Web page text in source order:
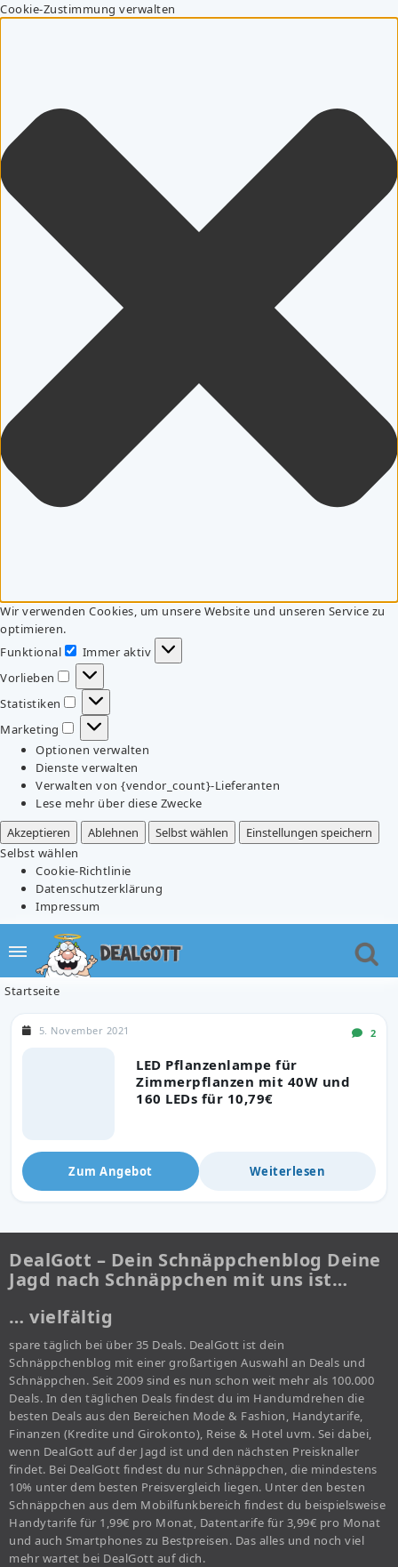
Cookie-Zustimmung verwalten
Wir verwenden Cookies, um unsere Website und unseren Service zu
optimieren.
Funktional
Funktional
Immer aktiv
Vorlieben
Vorlieben
Statistiken
Statistiken
Marketing
Marketing
Optionen verwalten
Dienste verwalten
Verwalten von {vendor_count}-Lieferanten
Lese mehr über diese Zwecke
Akzeptieren
Ablehnen Selbst wählen
Einstellungen speichern
Selbst wählen
Cookie-Richtlinie
Datenschutzerklärung
Impressum
Startseite
LED Pflanzenlampe für
Zimmerpflanzen mit 40W und
160 LEDs für 10,79€
5. November 2021 2
Zum Angebot Weiterlesen
DealGott – Dein Schnäppchenblog Deine
Jagd nach Schnäppchen mit uns ist…
… vielfältig
spare täglich bei über 35 Deals. DealGott ist dein
Schnäppchenblog mit einer großartigen Auswahl an Deals und
Schnäppchen. Seit 2009 sind es nun schon weit mehr als 100.000
Deals. In den täglichen Deals findest du im Handumdrehen die
besten Deals aus den Bereichen Mode & Fashion, Handytarife,
Finanzen (Kredite und Girokonto), Reise & Hotel uvm. Sei dabei,
wenn DealGott auf der Jagd ist und den nächsten Preisknaller
findet. Bei DealGott findest du nur Schnäppchen, die mindestens
10% unter dem besten Preisvergleich liegen. Unter den besten
Schnäppchen aus dem Mobilfunkbereich findest du beispielsweise
Handytarife für 1,99€ pro Monat, Datentarife für 3,99€ pro Monat
und auch Smartphones zu Bestpreisen. Das alles und noch viel
mehr wartet bei DealGott auf dich.